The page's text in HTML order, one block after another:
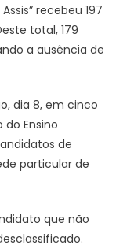
recebeu 197
total, 179
a ausência de
dia 8, em cinco
Ensino
de
particular de
que não